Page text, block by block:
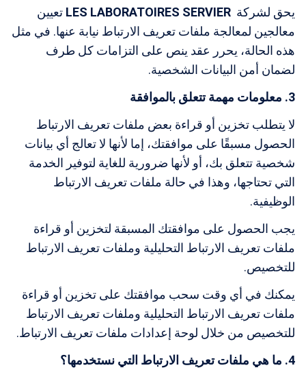
يحق لشركة LES LABORATOIRES SERVIER تعيين
معالجين لمعالجة ملفات تعريف الارتباط نيابة عنها. في مثل
هذه الحالة، يحرر عقد ينص على التزامات كل طرف
لضمان أمن البيانات الشخصية.
3. معلومات مهمة تتعلق بالموافقة
لا يتطلب تخزين أو قراءة بعض ملفات تعريف الارتباط
الحصول مسبقًا على موافقتك، إما لأنها لا تعالج أي بيانات
شخصية تتعلق بك، أو لأنها ضرورية للغاية لتوفير الخدمة
التي تحتاجها، وهذا في حالة ملفات تعريف الارتباط
الوظيفية.
يجب الحصول على موافقتك المسبقة لتخزين أو قراءة
ملفات تعريف الارتباط التحليلية وملفات تعريف الارتباط
للتخصيص.
يمكنك في أي وقت سحب موافقتك على تخزين أو قراءة
ملفات تعريف الارتباط التحليلية وملفات تعريف الارتباط
للتخصيص من خلال لوحة إعدادات ملفات تعريف الارتباط.
4. ما هي ملفات تعريف الارتباط التي نستخدمها؟